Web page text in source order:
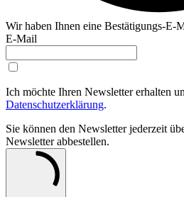
Wir haben Ihnen eine Bestätigungs-E-
E-Mail
Ich möchte Ihren Newsletter erhalten
Datenschutzerklärung.
Sie können den Newsletter jederzeit
Newsletter abbestellen.